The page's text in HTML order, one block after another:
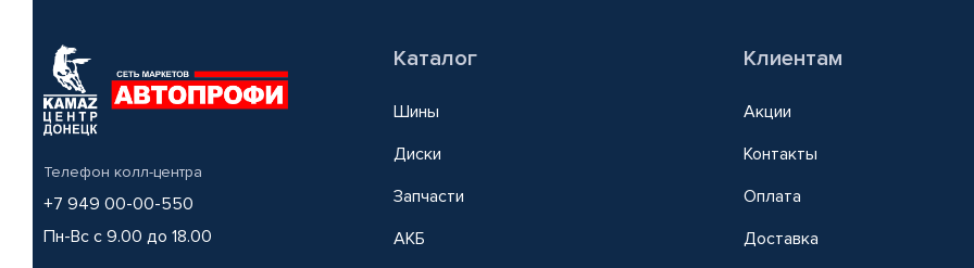
Телефон колл-центра
+7 949 00-00-550
Пн-Вс с 9.00 до 18.00
Каталог
Шины
Диски
Запчасти
АКБ
Клиентам
Акции
Контакты
Оплата
Доставка